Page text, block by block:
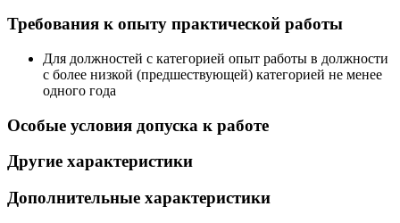
Требования к опыту практической работы
Для должностей с категорией опыт работы в должности
с более низкой (предшествующей) категорией не менее
одного года
Особые условия допуска к работе
Другие характеристики
Дополнительные характеристики